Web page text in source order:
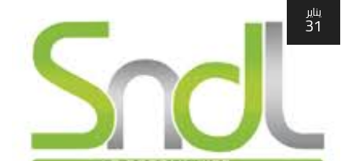
يناير
31